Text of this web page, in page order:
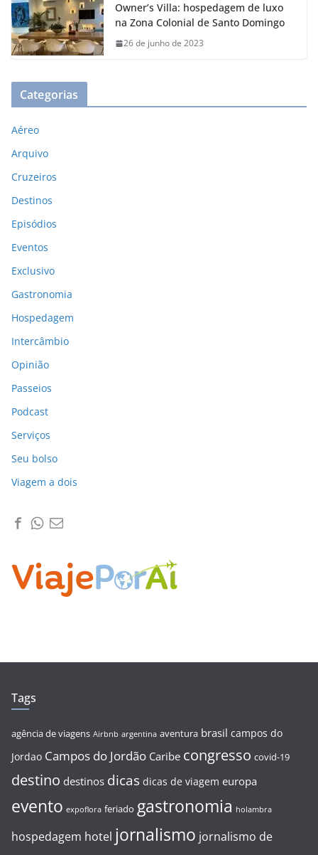
Owner’s Villa: hospedagem de luxo
na Zona Colonial de Santo Domingo
26 de junho de 2023
Categorias
Aéreo
Arquivo
Cruzeiros
Destinos
Episódios
Eventos
Exclusivo
Gastronomia
Hospedagem
Intercâmbio
Opinião
Passeios
Podcast
Serviços
Seu bolso
Viagem a dois
Tags
agência de viagens Airbnb argentina aventura brasil campos do
Jordao Campos do Jordão Caribe congresso covid-19
destino destinos dicas dicas de viagem europa
evento expoflora feriado gastronomia holambra
hospedagem hotel jornalismo jornalismo de